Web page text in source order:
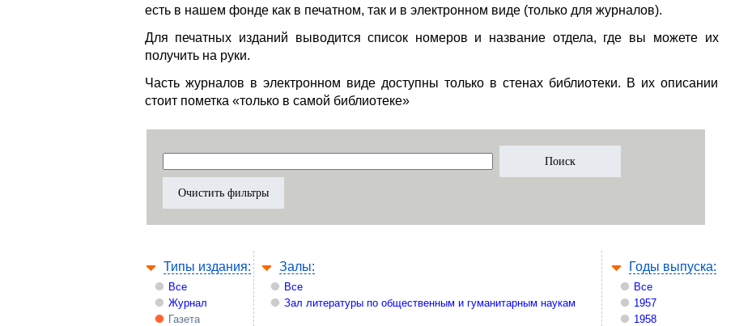
есть в нашем фонде как в печатном, так и в электронном виде (только для журналов).
Для печатных изданий выводится список номеров и название отдела, где вы можете их
получить на руки.
Часть журналов в электронном виде доступны только в стенах библиотеки. В их описании
стоит пометка «только в самой библиотеке»
Типы издания:
Все
Журнал
Газета
Залы:
Все
Зал литературы по общественным и гуманитарным наукам
Годы выпуска:
Все
1957
1958